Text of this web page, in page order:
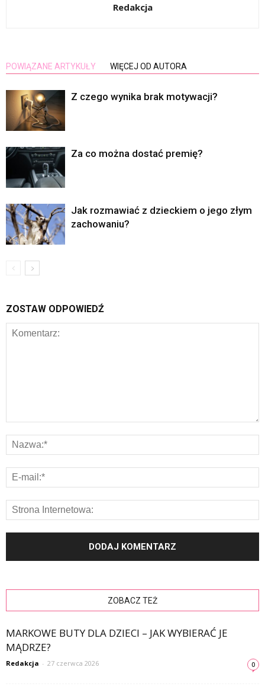
Redakcja
POWIĄZANE ARTYKUŁY WIĘCEJ OD AUTORA
Z czego wynika brak motywacji?
Za co można dostać premię?
Jak rozmawiać z dzieckiem o jego złym
zachowaniu?
ZOSTAW ODPOWIEDŹ
ZOBACZ TEŻ
MARKOWE BUTY DLA DZIECI – JAK WYBIERAĆ JE
MĄDRZE?
Redakcja - 27 czerwca 2026 0